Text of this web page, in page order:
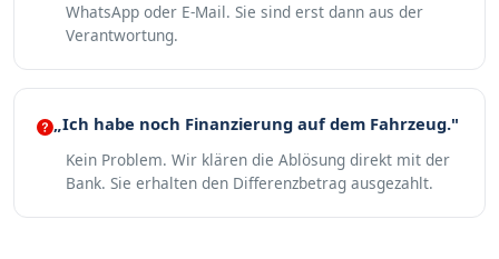
WhatsApp oder E-Mail. Sie sind erst dann aus der
Verantwortung.
„Ich habe noch Finanzierung auf dem Fahrzeug."
Kein Problem. Wir klären die Ablösung direkt mit der
Bank. Sie erhalten den Differenzbetrag ausgezahlt.